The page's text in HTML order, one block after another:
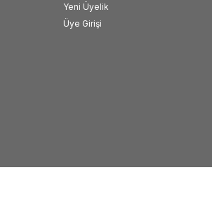
Yeni Üyelik
Üye Girişi